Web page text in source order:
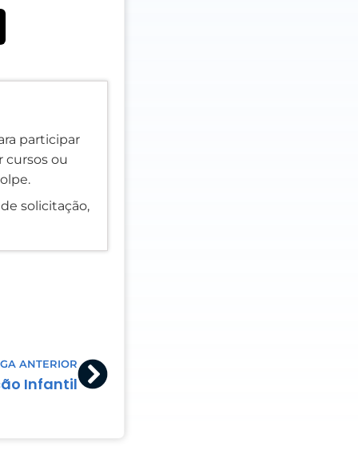
participar
cursos ou
solicitação,
ANTERIOR
Infantil
Next